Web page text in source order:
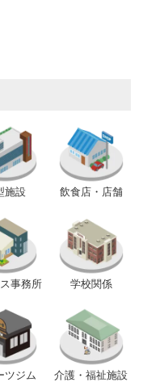
施設 飲食店・店舗
事務所 学校関係
ツジム 介護・福祉施設